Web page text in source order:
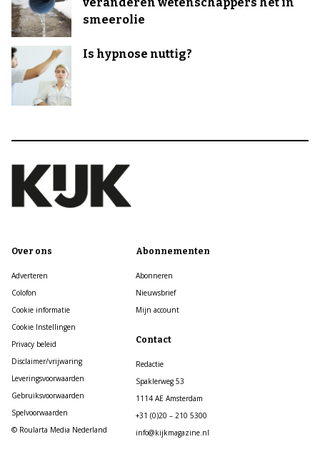
veranderen wetenschappers het in
smeerolie
Is hypnose nuttig?
Over ons
Adverteren
Colofon
Cookie informatie
Cookie Instellingen
Privacy beleid
Disclaimer/vrijwaring
Leveringsvoorwaarden
Gebruiksvoorwaarden
Spelvoorwaarden
© Roularta Media Nederland
Abonnementen
Abonneren
Nieuwsbrief
Mijn account
Contact
Redactie
Spaklerweg 53
1114 AE Amsterdam
+31 (0)20 – 210 5300
info@kijkmagazine.nl